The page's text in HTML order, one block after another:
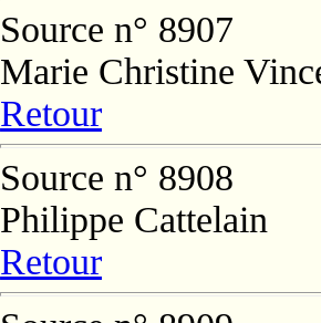
Source n° 8907
Marie Christine
Retour
Source n° 8908
Philippe Cattelain
Retour